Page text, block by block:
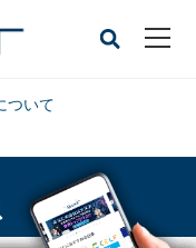
ついて